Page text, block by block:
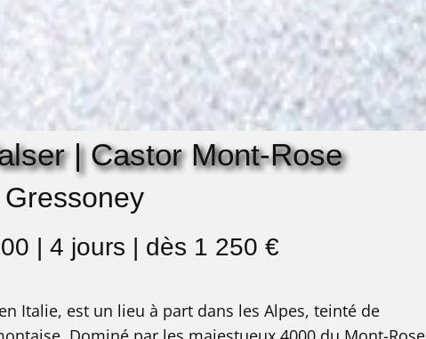
| Castor Mont-Rose
Gressoney
| 4 jours | dès 1 250 €
Italie, est un lieu à part dans les Alpes, teinté de